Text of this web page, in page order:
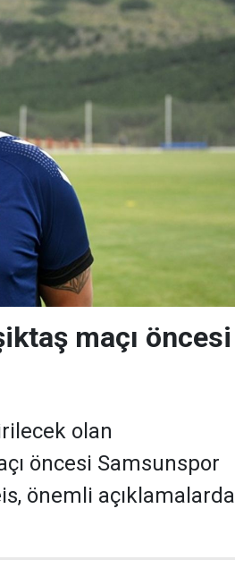
maçı öncesi
olan
öncesi Samsunspor
önemli açıklamalarda